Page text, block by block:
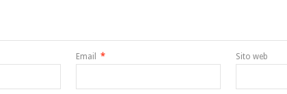
Email * Sito web